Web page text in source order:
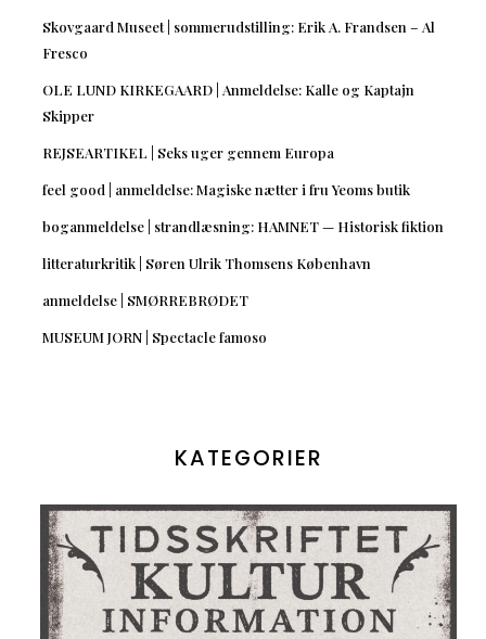
Skovgaard Museet | sommerudstilling: Erik A. Frandsen – Al
Fresco
OLE LUND KIRKEGAARD | Anmeldelse: Kalle og Kaptajn
Skipper
REJSEARTIKEL | Seks uger gennem Europa
feel good | anmeldelse: Magiske nætter i fru Yeoms butik
boganmeldelse | strandlæsning: HAMNET — Historisk fiktion
litteraturkritik | Søren Ulrik Thomsens København
anmeldelse | SMØRREBRØDET
MUSEUM JORN | Spectacle famoso
KATEGORIER